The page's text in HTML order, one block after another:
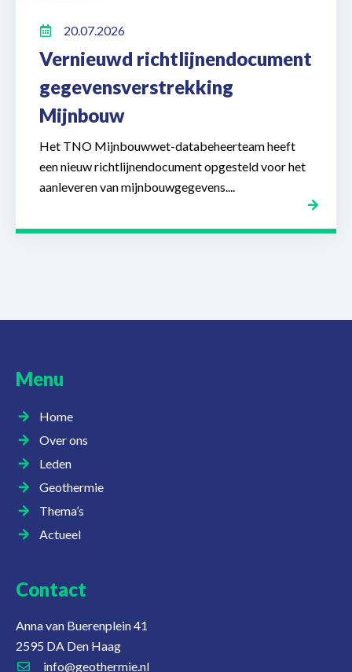
20.07.2026
Vernieuwd richtlijnendocument
gegevensverstrekking
Mijnbouw
Het TNO Mijnbouwwet-databeheerteam heeft
een nieuw richtlijnendocument opgesteld voor het
aanleveren van mijnbouwgegevens....
Menu
Home
Over ons
Leden
Geothermie
Thema’s
Actueel
Contact
Anna van Buerenplein 41
2595 DA Den Haag
info@geothermie.nl